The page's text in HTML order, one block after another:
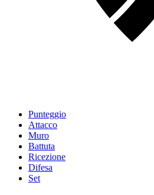
Punteggio
Attacco
Muro
Battuta
Ricezione
Difesa
Set